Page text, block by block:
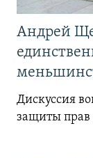
Андрей
Дискуссия
защиты